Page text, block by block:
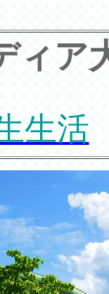
ィア
生活